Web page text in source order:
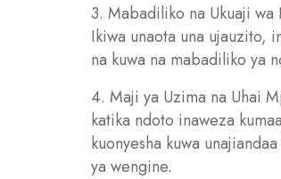
3. Mabadiliko na Ukuaji
Ikiwa unaota una ujauzito,
na kuwa na mabadiliko ya
4. Maji ya Uzima na Uhai
katika ndoto inaweza
kuonyesha kuwa
ya wengine.